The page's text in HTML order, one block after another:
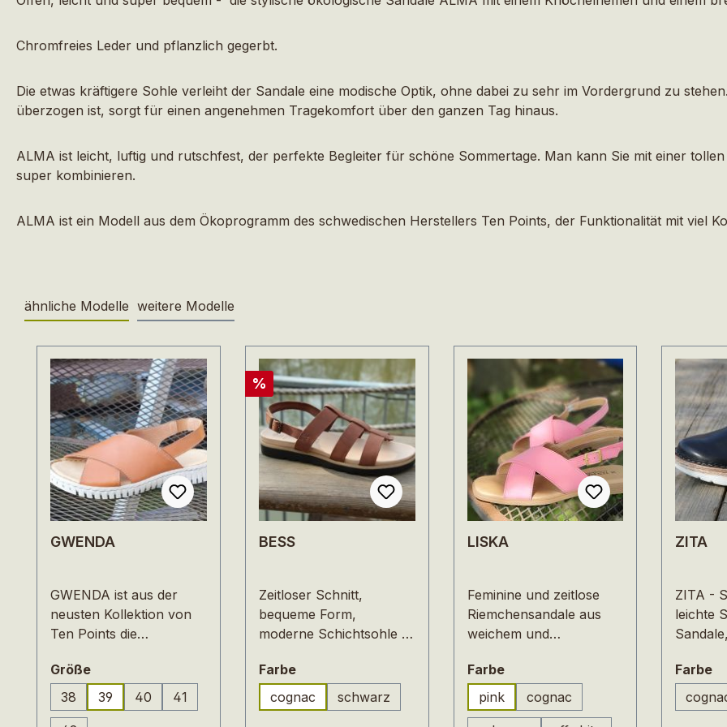
Chromfreies Leder und pflanzlich gegerbt.
Die etwas kräftigere Sohle verleiht der Sandale eine modische Optik, ohne dabei zu sehr im Vordergrund zu
überzogen ist, sorgt für einen angenehmen Tragekomfort über den ganzen Tag hinaus.
ALMA ist leicht, luftig und rutschfest, der perfekte Begleiter für schöne Sommertage. Man kann Sie mit einer
super kombinieren.
ALMA ist ein Modell aus dem Ökoprogramm des schwedischen Herstellers Ten Points, der Funktionalität mit viel
ähnliche Modelle weitere Modelle
GWENDA
GWENDA ist aus der
neusten Kollektion von
Ten Points die
elegantes Design
verbindet. Durch die
überkreuzten Riemen
Größeauswählen
38
39 40 41
Rabatt
%
BESS
Zeitloser Schnitt,
bequeme Form,
moderne Schichtsohle –
Römersandale BESS aus
mattem Rindleder ist
hochwertig verarbeitet.
Farbeauswählen
cognac
schwarz
(Diese Option ist zurzeit nicht verfügbar.)
LISKA
Feminine und zeitlose
Riemchensandale aus
weichem und
aus dem Ökoprogramm
von Ten Points. Auch
diese
Farbeauswählen
pink
cognac
ZITA
ZITA -
leichte
Farbe